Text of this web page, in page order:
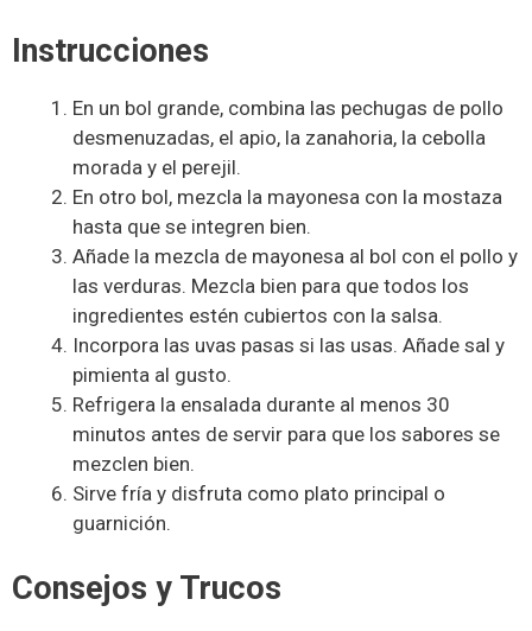
Instrucciones
En un bol grande, combina las pechugas de pollo
desmenuzadas, el apio, la zanahoria, la cebolla
morada y el perejil.
En otro bol, mezcla la mayonesa con la mostaza
hasta que se integren bien.
Añade la mezcla de mayonesa al bol con el pollo y
las verduras. Mezcla bien para que todos los
ingredientes estén cubiertos con la salsa.
Incorpora las uvas pasas si las usas. Añade sal y
pimienta al gusto.
Refrigera la ensalada durante al menos 30
minutos antes de servir para que los sabores se
mezclen bien.
Sirve fría y disfruta como plato principal o
guarnición.
Consejos y Trucos